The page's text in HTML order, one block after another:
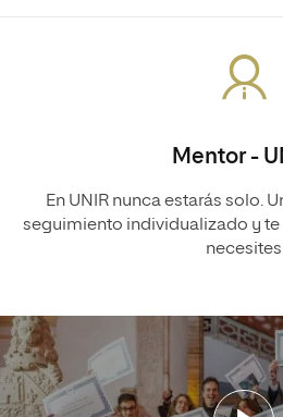
Mentor -
En UNIR nunca estarás solo.
seguimiento individualizado y
necesites